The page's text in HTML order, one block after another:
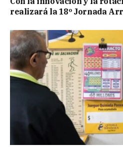
realizará la 18º Jornada